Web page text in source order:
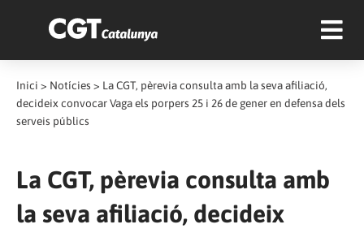
Inici > Notícies > La CGT, pèrevia consulta amb la seva afiliació,
decideix convocar Vaga els porpers 25 i 26 de gener en defensa dels
serveis públics
La CGT, pèrevia consulta amb
la seva afiliació, decideix